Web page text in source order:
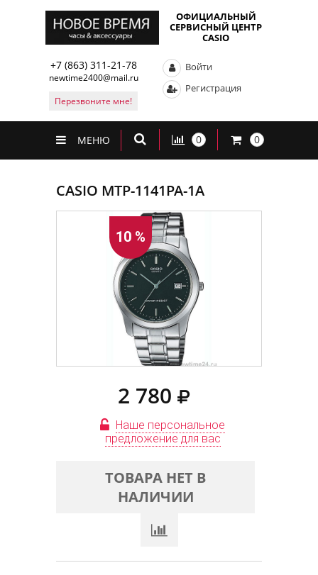
ОФИЦИАЛЬНЫЙ
СЕРВИСНЫЙ ЦЕНТР
CASIO
+7 (863) 311-21-78
newtime2400@mail.ru
Перезвоните мне!
Войти
Регистрация
МЕНЮ 0 0
CASIO MTP-1141PA-1A
10 %
2 780
Наше персональное
предложение для вас
ТОВАРА НЕТ В
НАЛИЧИИ